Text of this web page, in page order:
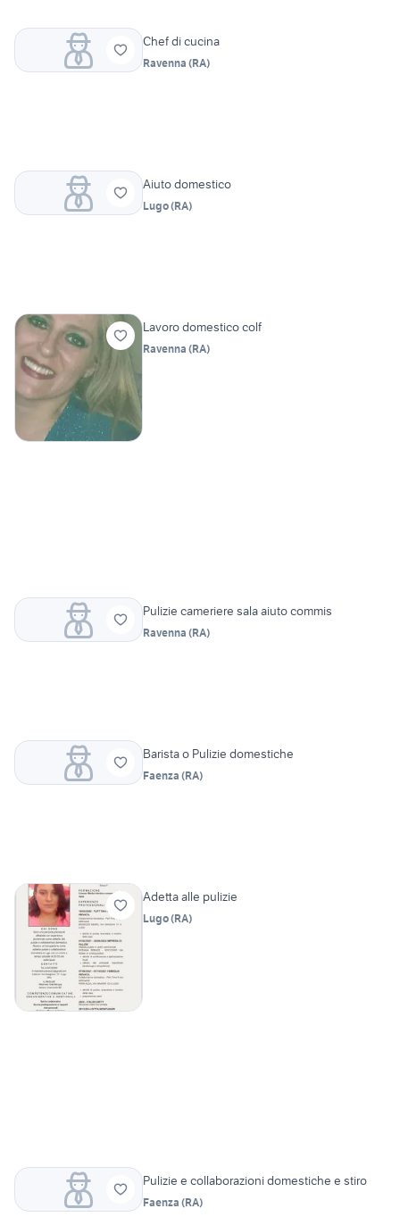
Chef di cucina
Ravenna (RA)
Aiuto domestico
Lugo(RA)
Lavoro domestico colf
Ravenna (RA)
Pulizie cameriere sala aiuto commis
Ravenna (RA)
Barista o Pulizie domestiche
Faenza (RA)
Adetta alle pulizie
Lugo(RA)
Pulizie e collaborazioni domestiche e stiro
Faenza (RA)